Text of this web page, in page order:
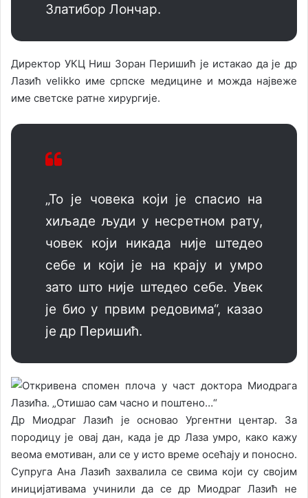
Златибор Лончар.
Директор УКЦ Ниш Зоран Перишић је истакао да је др
Лазић velikko име српске медицине и можда највеже
име светске ратне хирургије.
„То је човека који је спасио на
хиљаде људи у несретном рату,
човек који никада није штедео
себе и који је на крају и умро
зато што није штедео себе. Увек
је био у првим редовима“, казао
је др Перишић.
Др Миодраг Лазић је основао Ургентни центар. За
породицу је овај дан, када је др Лаза умро, како кажу
веома емотиван, али се у исто време осећају и поносно.
Супруга Ана Лазић захвалила се свима који су својим
иницијативама учинили да се др Миодраг Лазић не